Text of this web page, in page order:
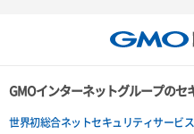
GMOインターネットグループのセ
世界初総合ネットセキュリティサービ